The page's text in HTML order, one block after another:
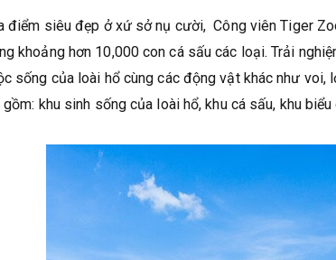
điểm siêu đẹp ở xứ sở nụ cười, Công viên Tiger
khoảng hơn 10,000 con cá sấu các loại. Trải
sống của loài hổ cùng các động vật khác như
gồm: khu sinh sống của loài hổ, khu cá sấu, khu